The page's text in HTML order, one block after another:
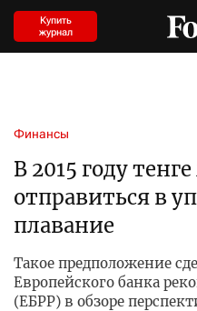
Купить
журнал
Финансы
В 2015 году
отправиться в
плавание
Такое предположение
Европейского банка
(ЕБРР) в обзоре